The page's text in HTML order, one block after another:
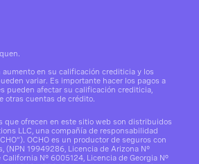
aumento en su calificación crediticia y los
variar. Es importante hacer los pagos a
pueden afectar su calificación crediticia,
otras cuentas de crédito.
que ofrecen en este sitio web son distribuidos
LLC, una compañía de responsabilidad
OCHO es un productor de seguros con
(NPN 19949286, Licencia de Arizona N°
N° 6005124, Licencia de Georgia Nº